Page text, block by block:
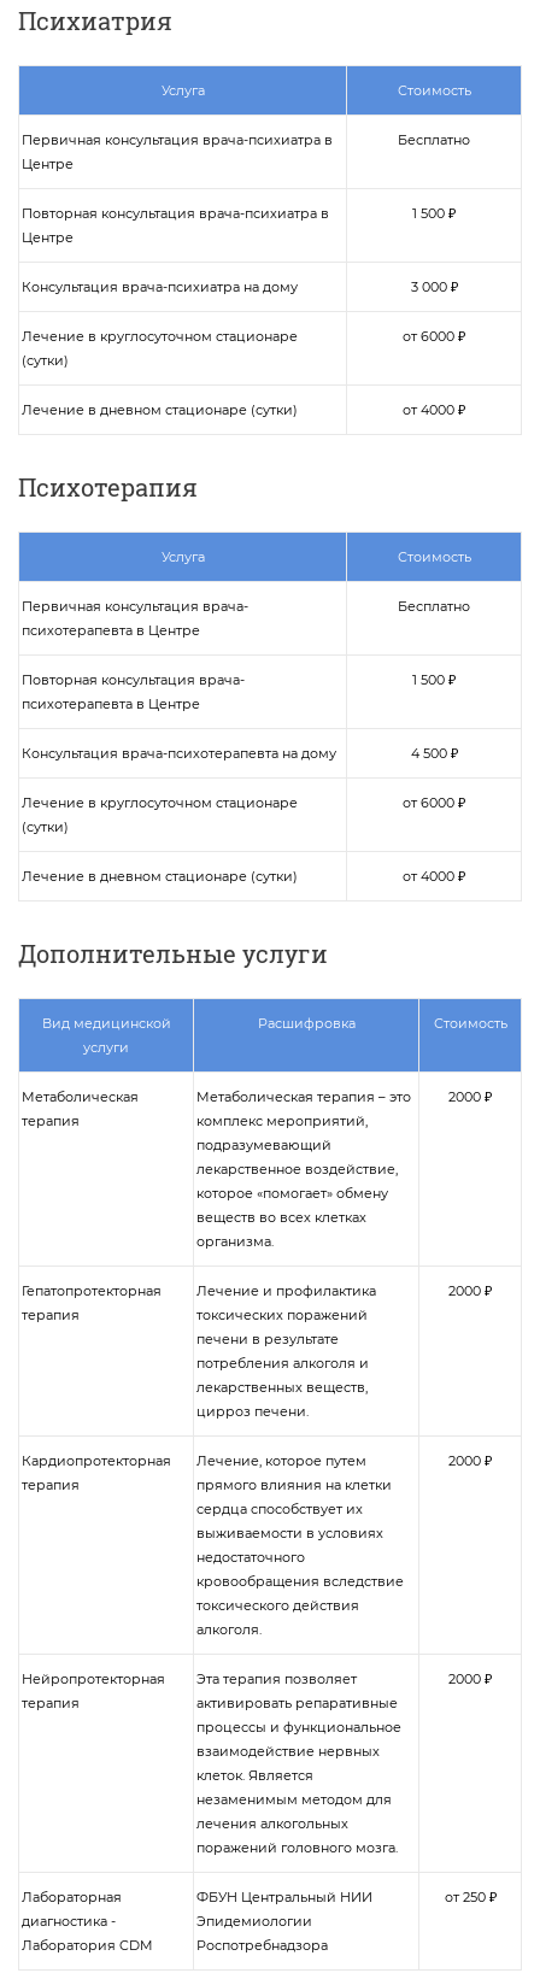
Психиатрия
Услуга Стоимость
Первичная консультация врача-психиатра в
Центре
Бесплатно
Повторная консультация врача-психиатра в
Центре
1 500 ₽
Консультация врача-психиатра на дому 3 000 ₽
Лечение в круглосуточном стационаре
(сутки)
от 6000 ₽
Лечение в дневном стационаре (сутки) от 4000 ₽
Психотерапия
Услуга Стоимость
Первичная консультация врача-
психотерапевта в Центре
Бесплатно
Повторная консультация врача-
психотерапевта в Центре
1 500 ₽
Консультация врача-психотерапевта на дому 4 500 ₽
Лечение в круглосуточном стационаре
(сутки)
от 6000 ₽
Лечение в дневном стационаре (сутки) от 4000 ₽
Дополнительные услуги
Вид медицинской
услуги
Расшифровка Стоимость
Метаболическая
терапия
Метаболическая терапия – это
комплекс мероприятий,
подразумевающий
лекарственное воздействие,
которое «помогает» обмену
веществ во всех клетках
организма.
2000 ₽
Гепатопротекторная
терапия
Лечение и профилактика
токсических поражений
печени в результате
потребления алкоголя и
лекарственных веществ,
цирроз печени.
2000 ₽
Кардиопротекторная
терапия
Лечение, которое путем
прямого влияния на клетки
сердца способствует их
выживаемости в условиях
недостаточного
кровообращения вследствие
токсического действия
алкоголя.
2000 ₽
Нейропротекторная
терапия
Эта терапия позволяет
активировать репаративные
процессы и функциональное
взаимодействие нервных
клеток. Является
незаменимым методом для
лечения алкогольных
поражений головного мозга.
2000 ₽
Лабораторная
диагностика -
Лаборатория CDM
ФБУН Центральный НИИ
Эпидемиологии
Роспотребнадзора
от 250 ₽